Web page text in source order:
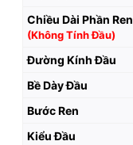
Chiều Dài Phần Ren
(Không Tính Đầu)
Đường Kính Đầu
Bề Dày Đầu
Bước Ren
Kiểu Đầu